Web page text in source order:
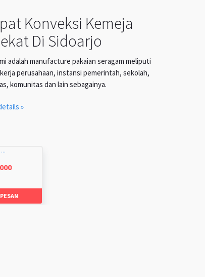
Konveksi Kemeja
Di Sidoarjo
adalah manufacture pakaian seragam meliputi
perusahaan, instansi pemerintah, sekolah,
komunitas dan lain sebagainya.
»
PESAN